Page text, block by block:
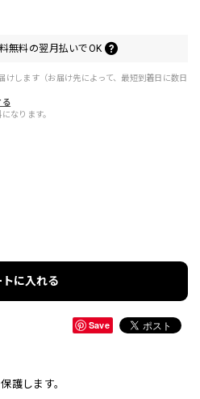
無料の翌月払いでOK
します（お届け先によって、最短到着日に数日
る
なります。
トに入れる
Save
護します。